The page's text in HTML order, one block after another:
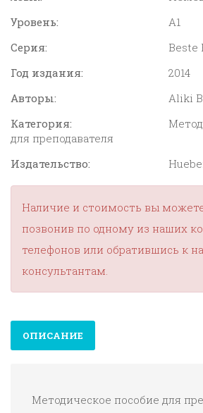
Уровень:
A1
Серия:
Beste
Год издания:
2014
Авторы:
Aliki
Категория:
для преподавателя
Издательство:
Наличие и стоимость вы
позвонив по одному из наших
телефонов или обратившись к
консультантам.
ОПИСАНИЕ
Методическое пособие для